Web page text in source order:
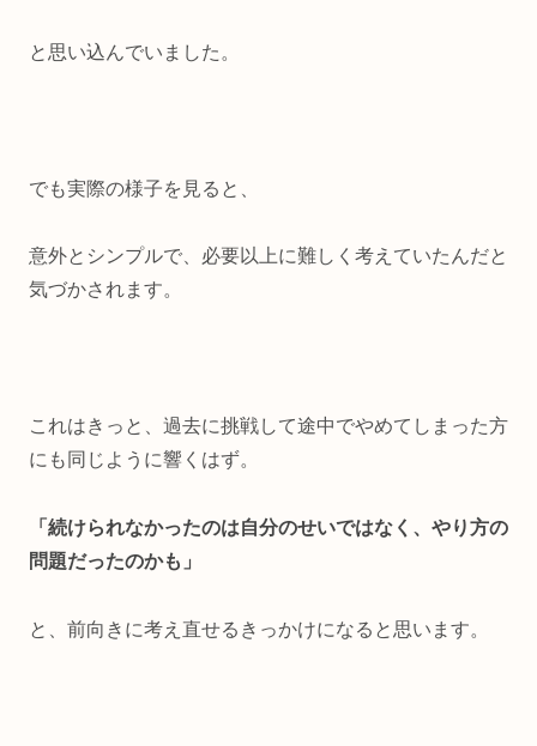
と思い込んでいました。
でも実際の様子を見ると、
意外とシンプルで、必要以上に難しく考えていたんだと
気づかされます。
これはきっと、過去に挑戦して途中でやめてしまった方
にも同じように響くはず。
「続けられなかったのは自分のせいではなく、やり方の
問題だったのかも」
と、前向きに考え直せるきっかけになると思います。